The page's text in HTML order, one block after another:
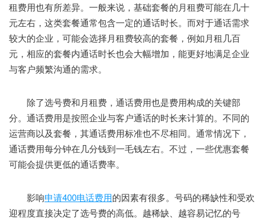
租费用也有所差异。一般来说，基础套餐的月租费可能在几十
元左右，这类套餐通常包含一定的通话时长。而对于通话需求
较大的企业，可能会选择月租费较高的套餐，例如月租几百
元，相应的套餐内通话时长也会大幅增加，能更好地满足企业
与客户频繁沟通的需求。
除了选号费和月租费，通话费用也是费用构成的关键部
分。通话费用是按照企业与客户通话的时长来计算的。不同的
运营商以及套餐，其通话费用标准也不尽相同。通常情况下，
通话费用每分钟在几分钱到一毛钱左右。不过，一些优惠套餐
可能会提供更低的通话费率。
影响申请400电话费用的因素有很多。号码的稀缺性和受欢
迎程度直接决定了选号费的高低。越稀缺、越容易记忆的号